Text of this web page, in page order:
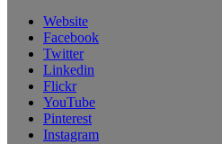
Website
Facebook
Twitter
Linkedin
Flickr
YouTube
Pinterest
Instagram